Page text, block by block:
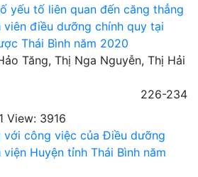
yếu tố liên quan đến căng thẳng
viên điều dưỡng chính quy tại
Thái Bình năm 2020
Tăng, Thị Nga Nguyễn, Thị Hải
226-234
View: 3916
công việc của Điều dưỡng
Huyện tỉnh Thái Bình năm